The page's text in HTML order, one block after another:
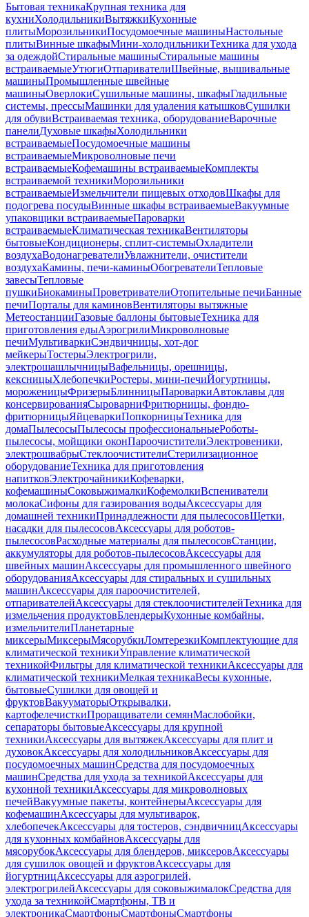
Бытовая техникаКрупная техника для
кухниХолодильникиВытяжкиКухонные
плитыМорозильникиПосудомоечные машиныНастольные
плитыВинные шкафыМини-холодильникиТехника для ухода
за одеждойСтиральные машиныСтиральные машины
встраиваемыеУтюгиОтпаривателиШвейные, вышивальные
машиныПромышленные швейные
машиныОверлокиСушильные машины, шкафыГладильные
системы, прессыМашинки для удаления катышковСушилки
для обувиВстраиваемая техника, оборудованиеВарочные
панелиДуховые шкафыХолодильники
встраиваемыеПосудомоечные машины
встраиваемыеМикроволновые печи
встраиваемыеКофемашины встраиваемыеКомплекты
встраиваемой техникиМорозильники
встраиваемыеИзмельчители пищевых отходовШкафы для
подогрева посудыВинные шкафы встраиваемыеВакуумные
упаковщики встраиваемыеПароварки
встраиваемыеКлиматическая техникаВентиляторы
бытовыеКондиционеры, сплит-системыОхладители
воздухаВодонагревателиУвлажнители, очистители
воздухаКамины, печи-каминыОбогревателиТепловые
завесыТепловые
пушкиБиокаминыПроветривателиОтопительные печиБанные
печиПорталы для каминовВентиляторы вытяжные
МетеостанцииГазовые баллоны бытовыеТехника для
приготовления едыАэрогрилиМикроволновые
печиМультиваркиСэндвичницы, хот-дог
мейкерыТостерыЭлектрогрили,
электрошашлычницыВафельницы, орешницы,
кексницыХлебопечкиРостеры, мини-печиЙогуртницы,
мороженицыФризерыБлинницыПароваркиАвтоклавы для
консервированияСыроварниФритюрницы, фондю-
фритюрницыЯйцеваркиПопкорницыТехника для
домаПылесосыПылесосы профессиональныеРоботы-
пылесосы, мойщики оконПароочистителиЭлектровеники,
электрошвабрыСтеклоочистителиСтерилизационное
оборудованиеТехника для приготовления
напитковЭлектрочайникиКофеварки,
кофемашиныСоковыжималкиКофемолкиВспениватели
молокаСифоны для газирования водыАксессуары для
домашней техникиПринадлежности для пылесосовЩетки,
насадки для пылесосовАксессуары для роботов-
пылесосовРасходные материалы для пылесосовСтанции,
аккумуляторы для роботов-пылесосовАксессуары для
швейных машинАксессуары для промышленного швейного
оборудованияАксессуары для стиральных и сушильных
машинАксессуары для пароочистителей,
отпаривателейАксессуары для стеклоочистителейТехника для
измельчения продуктовБлендерыКухонные комбайны,
измельчителиПланетарные
миксерыМиксерыМясорубкиЛомтерезкиКомплектующие для
климатической техникиУправление климатической
техникойФильтры для климатической техникиАксессуары для
климатической техникиМелкая техникаВесы кухонные,
бытовыеСушилки для овощей и
фруктовВакууматорыОткрывалки,
картофелечисткиПроращиватели семянМаслобойки,
сепараторы бытовыеАксессуары для крупной
техникиАксессуары для вытяжекАксессуары для плит и
духовокАксессуары для холодильниковАксессуары для
посудомоечных машинСредства для посудомоечных
машинСредства для ухода за техникойАксессуары для
кухонной техникиАксессуары для микроволновых
печейВакуумные пакеты, контейнерыАксессуары для
кофемашинАксессуары для мультиварок,
хлебопечекАксессуары для тостеров, сэндвичницАксессуары
для кухонных комбайновАксессуары для
мясорубокАксессуары для блендеров, миксеровАксессуары
для сушилок овощей и фруктовАксессуары для
йогуртницАксессуары для аэрогрилей,
электрогрилейАксессуары для соковыжималокСредства для
ухода за техникойСмартфоны, ТВ и
электроникаСмартфоныСмартфоныСмартфоны